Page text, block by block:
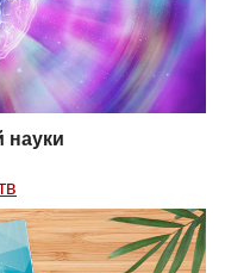
науки